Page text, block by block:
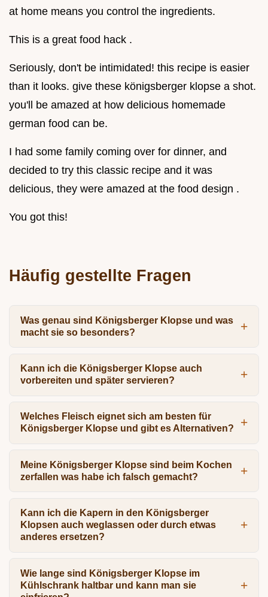
at home means you control the ingredients.
This is a great food hack .
Seriously, don't be intimidated! this recipe is easier
than it looks. give these königsberger klopse a shot.
you'll be amazed at how delicious homemade
german food can be.
I had some family coming over for dinner, and
decided to try this classic recipe and it was
delicious, they were amazed at the food design .
You got this!
Häufig gestellte Fragen
Was genau sind Königsberger Klopse und was
macht sie so besonders?
Kann ich die Königsberger Klopse auch
vorbereiten und später servieren?
Welches Fleisch eignet sich am besten für
Königsberger Klopse und gibt es Alternativen?
Meine Königsberger Klopse sind beim Kochen
zerfallen was habe ich falsch gemacht?
Kann ich die Kapern in den Königsberger
Klopsen auch weglassen oder durch etwas
anderes ersetzen?
Wie lange sind Königsberger Klopse im
Kühlschrank haltbar und kann man sie